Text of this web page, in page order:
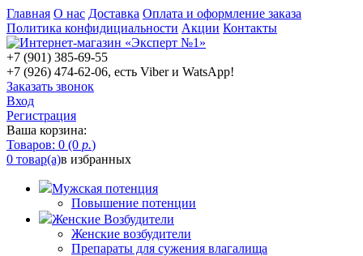
Главная О нас Доставка Оплата и оформление заказа
Политика конфидициальности Акции Контакты
+7 (901) 385-69-55
+7 (926) 474-62-06, есть Viber и WatsApp!
Заказать звонок
Вход
Регистрация
Ваша корзина:
Товаров: 0 (0 р.)
0 товар(а)в избранных
Мужская потенция
Повышение потенции
Женские Возбудители
Женские возбудители
Препараты для сужения влагалища